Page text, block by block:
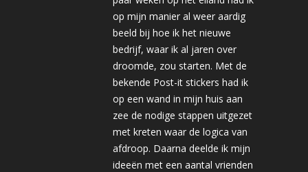
op mijn manier al weer aardig
beeld bij hoe ik het nieuwe
bedrijf, waar ik al jaren over
droomde, zou starten. Met de
bekende Post-it stickers had ik
op een wand in mijn huis aan
zee de nodige stappen uitgezet
met kreten waar de logica van
afdroop. Daarna deelde ik mijn
ideeën met een aantal vrienden